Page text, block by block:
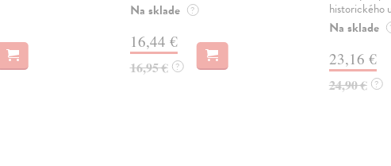
Na sklade ?
16,44 €
16,95 € ?
historického
Na sklade
23,16 €
24,90 € ?